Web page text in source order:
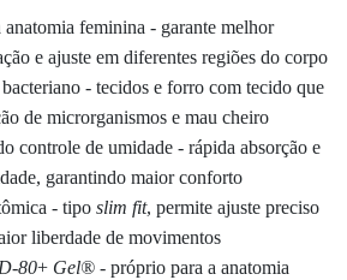
feminina - garante melhor
e ajuste em diferentes regiões do corpo
- tecidos e forro com tecido que
de microrganismos e mau cheiro
controle de umidade - rápida absorção e
garantindo maior conforto
- tipo slim fit, permite ajuste preciso
liberdade de movimentos
80+ Gel® - próprio para a anatomia